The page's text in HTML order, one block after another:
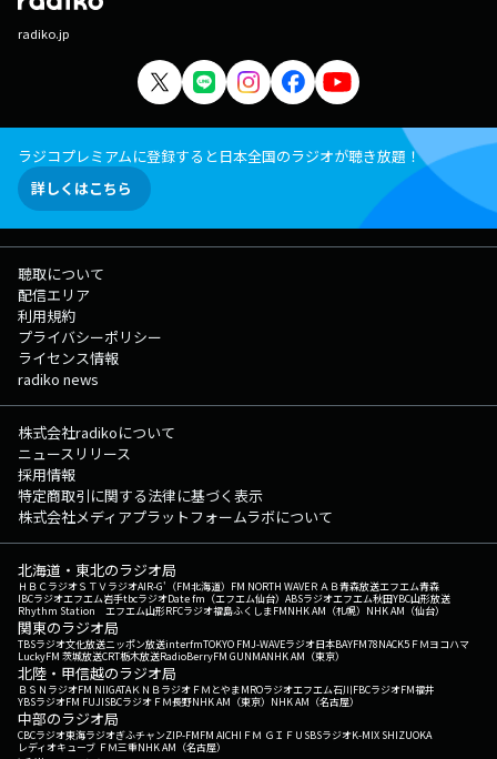
radiko.jp
ラジコプレミアムに登録すると日本全国のラジオが聴き放題！
詳しくはこちら
聴取について
配信エリア
利用規約
プライバシーポリシー
ライセンス情報
radiko news
株式会社radikoについて
ニュースリリース
採用情報
特定商取引に関する法律に基づく表示
株式会社メディアプラットフォームラボについて
北海道・東北のラジオ局
ＨＢＣラジオＳＴＶラジオAIR-G'（FM北海道） FM NORTH WAVEＲＡＢ青森放送エフエム青森
IBCラジオエフエム岩手tbcラジオDate fm（エフエム仙台） ABSラジオエフエム秋田YBC山形放送
Rhythm Station エフエム山形RFCラジオ福島ふくしまFMNHK AM（札幌） NHK AM（仙台）
関東のラジオ局
TBSラジオ文化放送ニッポン放送interfmTOKYO FMJ-WAVEラジオ日本BAYFM78NACK5 ＦＭヨコハマ
LuckyFM 茨城放送CRT栃木放送RadioBerryFM GUNMANHK AM（東京）
北陸・甲信越のラジオ局
ＢＳＮラジオFM NIIGATAＫＮＢラジオ ＦＭとやまMROラジオエフエム石川FBCラジオFM福井
YBSラジオFM FUJISBCラジオ ＦＭ長野NHK AM（東京） NHK AM（名古屋）
中部のラジオ局
CBCラジオ東海ラジオぎふチャンZIP-FMFM AICHI ＦＭ ＧＩＦＵ SBSラジオK-MIX SHIZUOKA
レディオキューブ ＦＭ三重NHK AM（名古屋）